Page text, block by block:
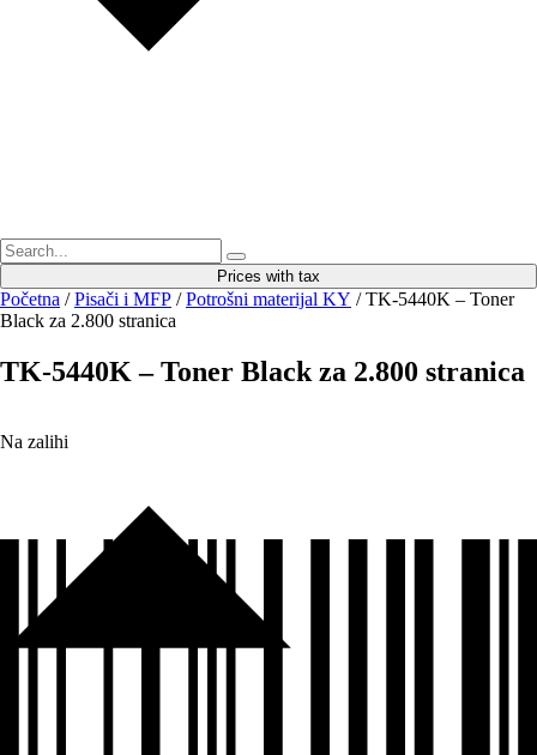
Prices with tax
Početna /Pisači i MFP /Potrošni materijal KY / TK-5440K – Toner
Black za 2.800 stranica
TK-5440K – Toner Black za 2.800 stranica
Na zalihi